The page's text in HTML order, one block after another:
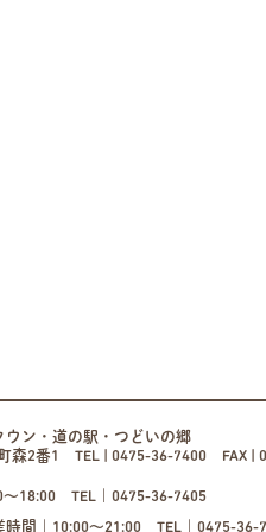
ウン・道の駅・つどいの郷
森2番1 TEL | 0475-36-7400 FAX |
〜18:00 TEL｜0475-36-7405
時間｜10:00〜21:00 TEL｜0475-36-